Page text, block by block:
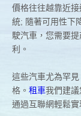
價格往往越靠近
統; 隨著可用性下
駛汽車，您需要
利。
這些汽車尤為罕
格。 租車​我們建
通過互聯網輕鬆實